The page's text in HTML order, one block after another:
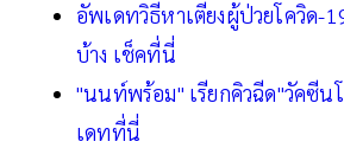
อัพเดทวิธีหาเตียงผู้ป่วยโควิด-
บ้าง เช็คที่นี่
"นนท์พร้อม" เรียกคิวฉีด"วัคซีน
เดทที่นี่